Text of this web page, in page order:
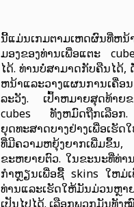
ນີ້ແມ່ນເກມຕາມເຫດຜົນທີ່ຫນ້
ມອງຂອງທ່ານເພື່ອແຕະ
ໄດ້. ທ່ານບໍ່ສາມາດກັບຄືນໄດ້,
ຫນ້າແລະວາງແຜນການເຄື່ອ
ລະວັງ. ເປົ້າຫມາຍສຸດທ້າຍຂ
cubes ທັງຫມົດຖືກເລືອກ
ຍຸດທະສາດບາງຢ່າງເພື່ອເຮັ
ທີ່ມີຄວາມຫຍຸ້ງຍາກເພີ່ມຂຶ້
ຂະຫຍາຍຕົວ. ໃນຂະນະທີ່ທ່າ
ກໍາຫຼຽນເພື່ອຊື້ skins ໃຫມ່
ທ່ານແລະເຮັດໃຫ້ມັນມ່ວນຫຼາ
ເປັນໄປໄດ້. ເລືອກພວກມັນທັງ